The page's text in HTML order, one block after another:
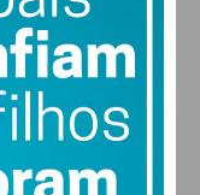
59% humidade
vento: 1m/s O
MAX 26 • MIN 26